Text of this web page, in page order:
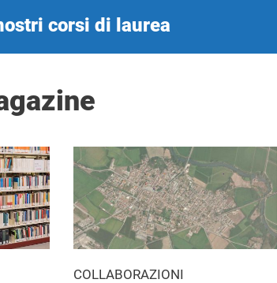
corsi di laurea
COLLABORAZIONI